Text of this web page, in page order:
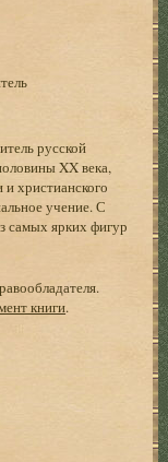
русской
XX века,
христианского
учение. С
самых ярких фигур
книги.